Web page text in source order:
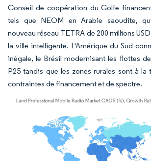
Conseil de coopération du Golfe
tels que NEOM en Arabie saoudite,
nouveau réseau TETRA de 200 millions
la ville intelligente. L'Amérique du Sud
inégale, le Brésil modernisant les flottes
P25 tandis que les zones rurales sont à la
contraintes de financement et de spectre.